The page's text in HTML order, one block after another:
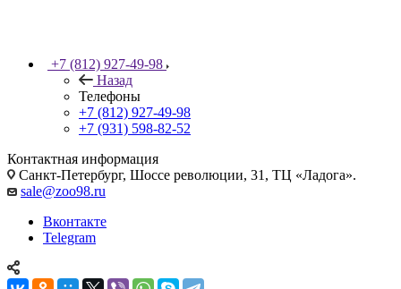
+7 (812) 927-49-98
Назад
Телефоны
+7 (812) 927-49-98
+7 (931) 598-82-52
Контактная информация
Санкт-Петербург, Шоссе революции, 31, ТЦ «Ладога».
sale@zoo98.ru
Вконтакте
Telegram